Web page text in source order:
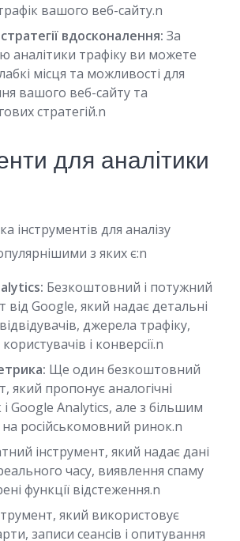
вашого веб-сайту.n
вдосконалення: За
аналітики трафіку ви можете
місця та можливості для
вашого веб-сайту та
стратегій.n
для аналітики
інструментів для аналізу
з яких є:n
Безкоштовний і потужний
від Google, який надає детальні
джерела трафіку,
і конверсії.n
Ще один безкоштовний
який пропонує аналогічні
і Google Analytics, але з більшим
російськомовний ринок.n
інструмент, який надає дані
часу, виявлення спаму
функції відстеження.n
який використовує
записи сеансів і опитування